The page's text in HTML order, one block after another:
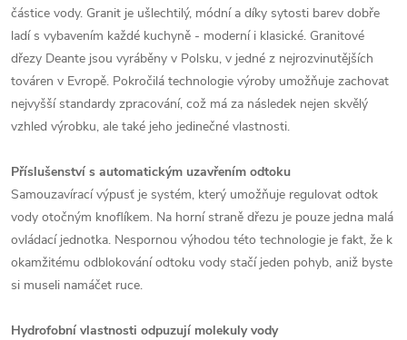
částice vody. Granit je ušlechtilý, módní a díky sytosti barev dobře
ladí s vybavením každé kuchyně - moderní i klasické. Granitové
dřezy Deante jsou vyráběny v Polsku, v jedné z nejrozvinutějších
továren v Evropě. Pokročilá technologie výroby umožňuje zachovat
nejvyšší standardy zpracování, což má za následek nejen skvělý
vzhled výrobku, ale také jeho jedinečné vlastnosti.
Příslušenství s automatickým uzavřením odtoku
Samouzavírací výpusť je systém, který umožňuje regulovat odtok
vody otočným knoflíkem. Na horní straně dřezu je pouze jedna malá
ovládací jednotka. Nespornou výhodou této technologie je fakt, že k
okamžitému odblokování odtoku vody stačí jeden pohyb, aniž byste
si museli namáčet ruce.
Hydrofobní vlastnosti odpuzují molekuly vody